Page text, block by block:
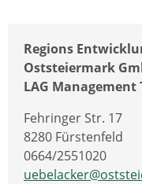
Regions
Oststeiermark
LAG
Fehringer Str. 17
8280 Fürstenfeld
0664/2551020